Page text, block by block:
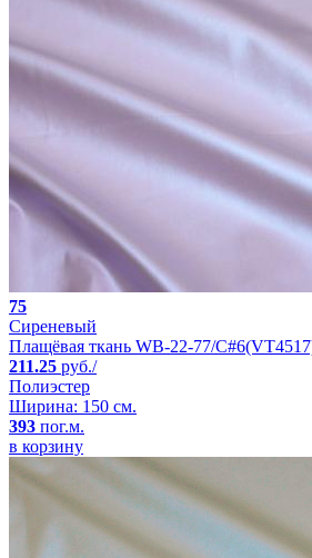
75
Сиреневый
Плащёвая ткань WB-22-77/
211.25 руб./
Полиэстер
Ширина: 150 см.
393 пог.м.
в корзину